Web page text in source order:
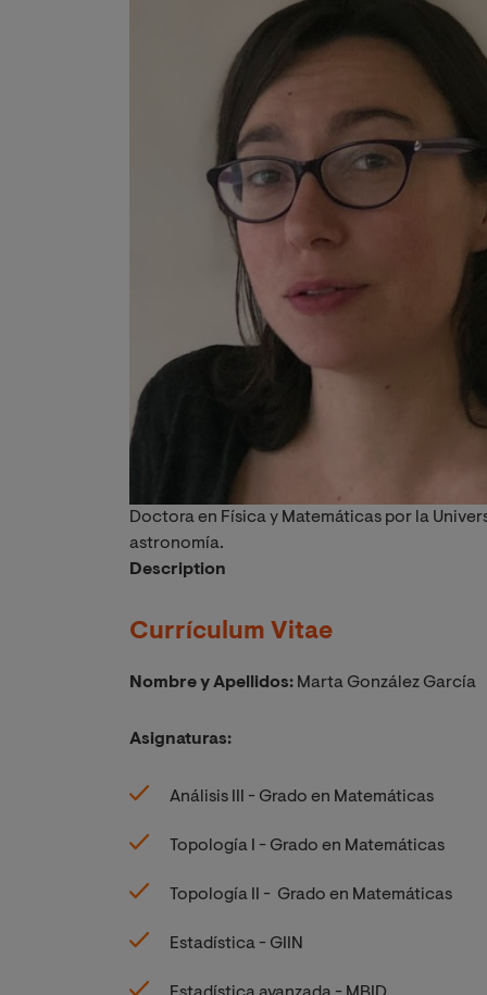
Doctora en Física y Matemáticas por la
astronomía.
Description
Currículum Vitae
Nombre y Apellidos: Marta González García
Asignaturas:
Análisis III - Grado en Matemáticas
Topología I - Grado en Matemáticas
Topología II - Grado en Matemáticas
Estadística - GIIN